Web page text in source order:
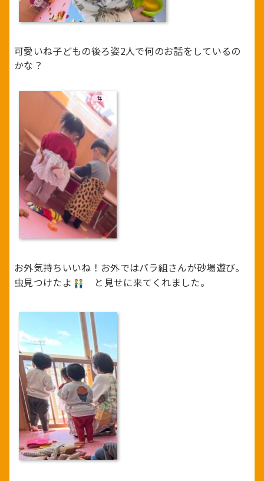
可愛いね子どもの後ろ姿2人で何のお話をしているの
かな？
お外気持ちいいね！お外ではバラ組さんが砂場遊び。
虫見つけたよ
と見せに来てくれました。